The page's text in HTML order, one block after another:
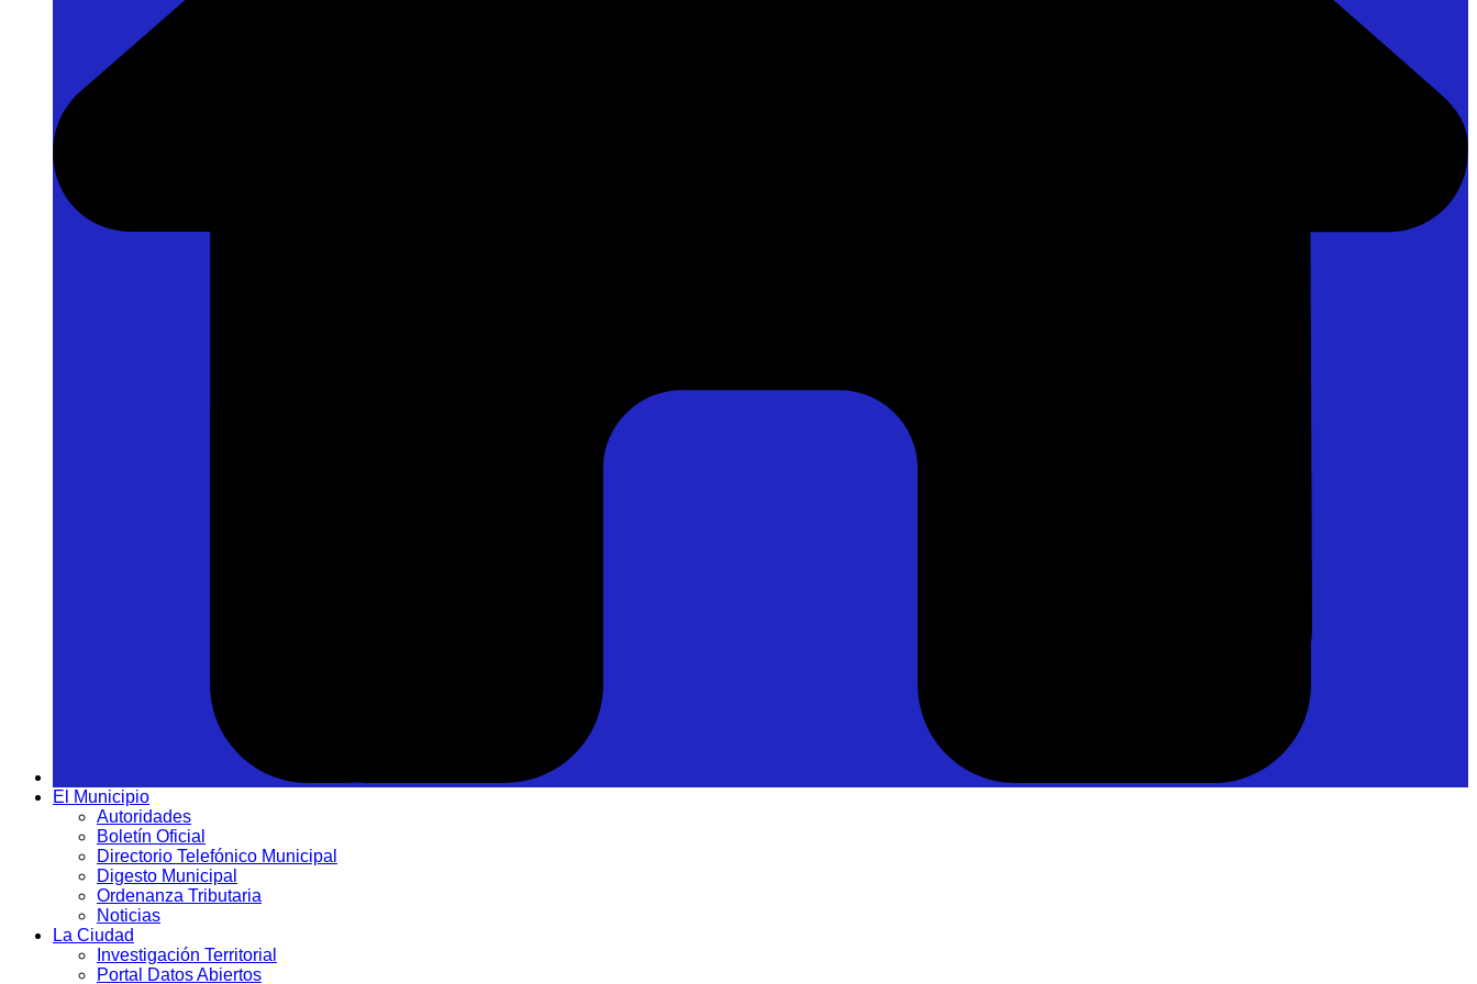
El Municipio
Autoridades
Boletín Oficial
Directorio Telefónico Municipal
Digesto Municipal
Ordenanza Tributaria
Noticias
La Ciudad
Investigación Territorial
Portal Datos Abiertos